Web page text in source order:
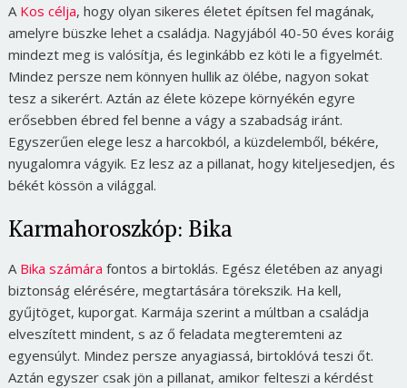
A Kos célja, hogy olyan sikeres életet építsen fel magának,
amelyre büszke lehet a családja. Nagyjából 40-50 éves koráig
mindezt meg is valósítja, és leginkább ez köti le a figyelmét.
Mindez persze nem könnyen hullik az ölébe, nagyon sokat
tesz a sikerért. Aztán az élete közepe környékén egyre
erősebben ébred fel benne a vágy a szabadság iránt.
Egyszerűen elege lesz a harcokból, a küzdelemből, békére,
nyugalomra vágyik. Ez lesz az a pillanat, hogy kiteljesedjen, és
békét kössön a világgal.
Karmahoroszkóp: Bika
A Bika számára fontos a birtoklás. Egész életében az anyagi
biztonság elérésére, megtartására törekszik. Ha kell,
gyűjtöget, kuporgat. Karmája szerint a múltban a családja
elveszített mindent, s az ő feladata megteremteni az
egyensúlyt. Mindez persze anyagiassá, birtoklóvá teszi őt.
Aztán egyszer csak jön a pillanat, amikor felteszi a kérdést